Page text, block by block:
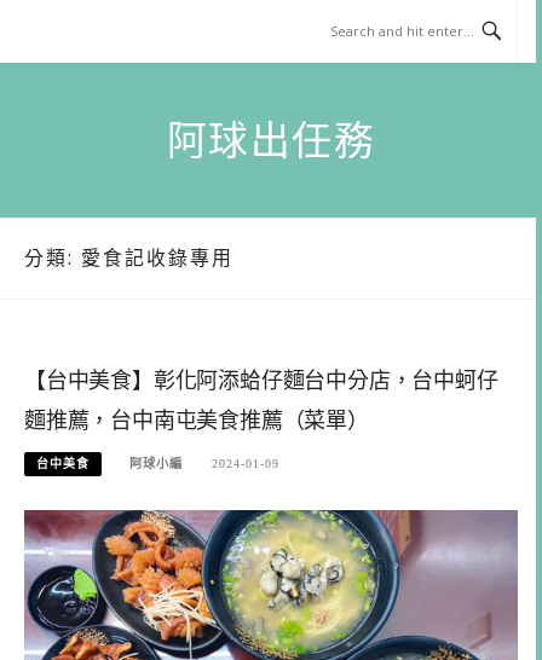
content
阿球出任務
分類: 愛食記收錄專用
【台中美食】彰化阿添蛤仔麵台中分店，台中蚵仔
麵推薦，台中南屯美食推薦（菜單）
台中美食 阿球小編 2024-01-09